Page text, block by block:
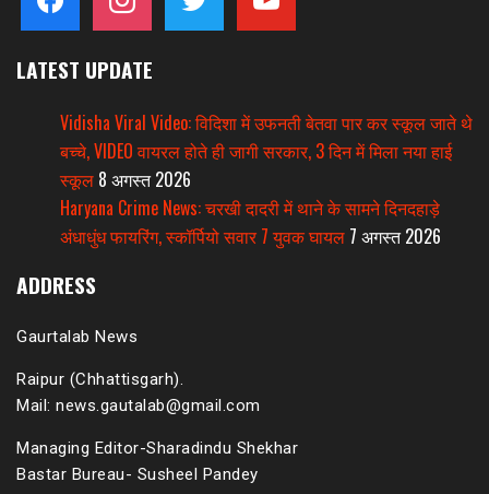
LATEST UPDATE
Vidisha Viral Video: विदिशा में उफनती बेतवा पार कर स्कूल जाते थे
बच्चे, VIDEO वायरल होते ही जागी सरकार, 3 दिन में मिला नया हाई
स्कूल 8 अगस्त 2026
Haryana Crime News: चरखी दादरी में थाने के सामने दिनदहाड़े
अंधाधुंध फायरिंग, स्कॉर्पियो सवार 7 युवक घायल 7 अगस्त 2026
ADDRESS
Gaurtalab News
Raipur (Chhattisgarh).
Mail: news.gautalab@gmail.com
Managing Editor-Sharadindu Shekhar
Bastar Bureau- Susheel Pandey